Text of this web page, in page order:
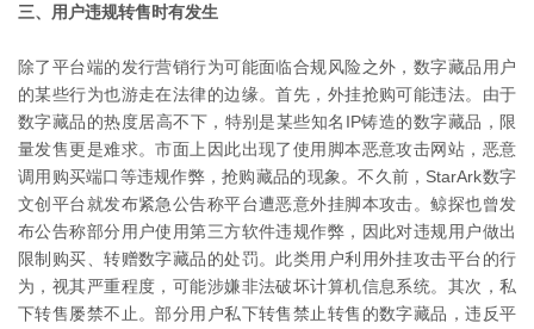
三、用户违规转售时有发生
除了平台端的发行营销行为可能面临合规风险之外，数字藏品用户
的某些行为也游走在法律的边缘。首先，外挂抢购可能违法。由于
数字藏品的热度居高不下，特别是某些知名IP铸造的数字藏品，限
量发售更是难求。市面上因此出现了使用脚本恶意攻击网站，恶意
调用购买端口等违规作弊，抢购藏品的现象。不久前，StarArk数字
文创平台就发布紧急公告称平台遭恶意外挂脚本攻击。鲸探也曾发
布公告称部分用户使用第三方软件违规作弊，因此对违规用户做出
限制购买、转赠数字藏品的处罚。此类用户利用外挂攻击平台的行
为，视其严重程度，可能涉嫌非法破坏计算机信息系统。其次，私
下转售屡禁不止。部分用户私下转售禁止转售的数字藏品，违反平